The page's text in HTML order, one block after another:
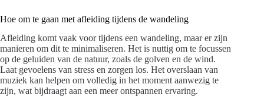
Hoe om te gaan met afleiding tijdens de wandeling
Afleiding komt vaak voor tijdens een wandeling, maar er zijn
manieren om dit te minimaliseren. Het is nuttig om te focussen
op de geluiden van de natuur, zoals de golven en de wind.
Laat gevoelens van stress en zorgen los. Het overslaan van
muziek kan helpen om volledig in het moment aanwezig te
zijn, wat bijdraagt aan een meer ontspannen ervaring.